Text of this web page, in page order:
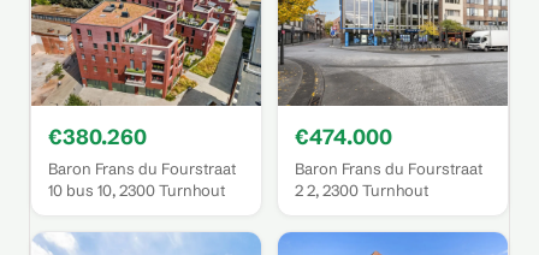
€380.260
Baron Frans du Fourstraat
10 bus 10, 2300 Turnhout
€474.000
Baron Frans du Fourstraat
2 2, 2300 Turnhout